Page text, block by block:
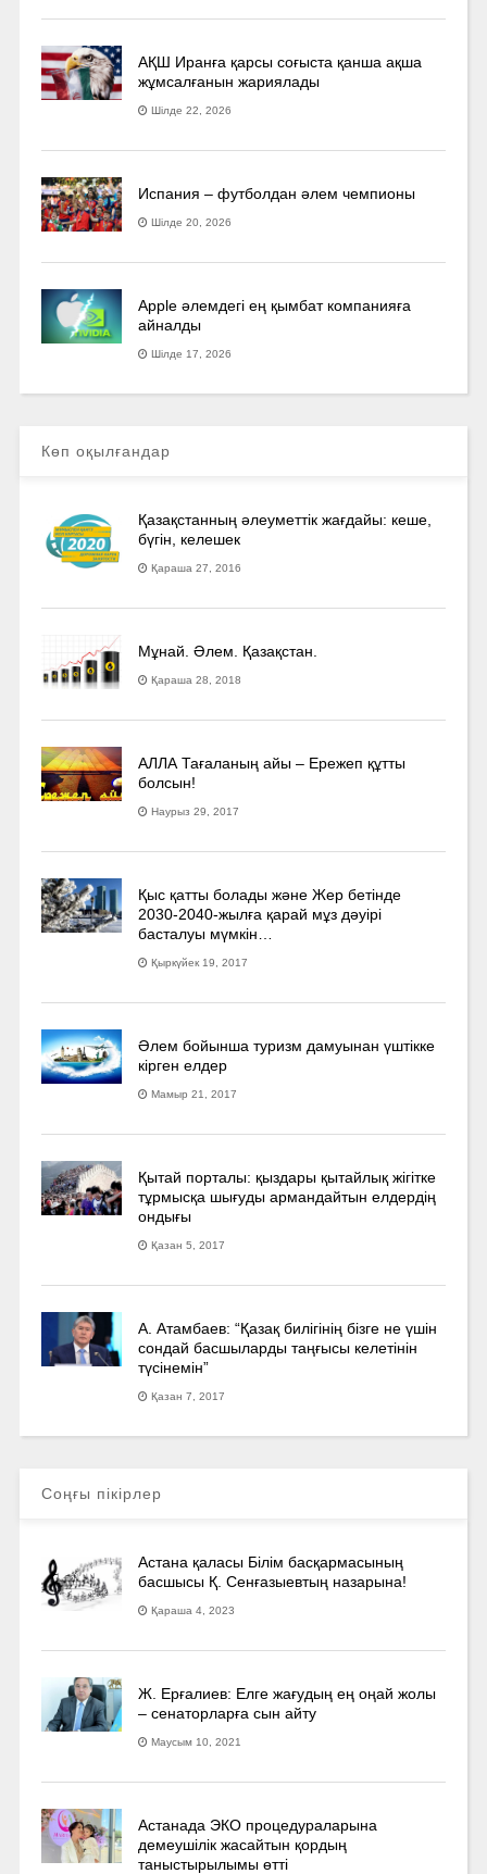
АҚШ Иранға қарсы соғыста қанша ақша
жұмсалғанын жариялады
Шілде 22, 2026
Испания – футболдан әлем чемпионы
Шілде 20, 2026
Apple әлемдегі ең қымбат компанияға
айналды
Шілде 17, 2026
Көп оқылғандар
Қазақстанның әлеуметтік жағдайы: кеше,
бүгін, келешек
Қараша 27, 2016
Мұнай. Әлем. Қазақстан.
Қараша 28, 2018
АЛЛА Тағаланың айы – Ережеп құтты
болсын!
Наурыз 29, 2017
Қыс қатты болады және Жер бетінде
2030-2040­-жылға қарай мұз дәуірі
басталуы мүмкін…
Қыркүйек 19, 2017
Әлем бойынша туризм дамуынан үштікке
кірген елдер
Мамыр 21, 2017
Қытай порталы: қыздары қытайлық жігітке
тұрмысқа шығуды армандайтын елдердің
ондығы
Қазан 5, 2017
А. Атамбаев: “Қазақ билігінің бізге не үшін
сондай басшыларды таңғысы келетінін
түсінемін”
Қазан 7, 2017
Соңғы пікірлер
Астана қаласы Білім басқармасының
басшысы Қ. Сенғазыевтың назарына!
Қараша 4, 2023
Ж. Ерғалиев: Елге жағудың ең оңай жолы
– сенаторларға сын айту
Маусым 10, 2021
Астанада ЭКО процедураларына
демеушілік жасайтын қордың
таныстырылымы өтті